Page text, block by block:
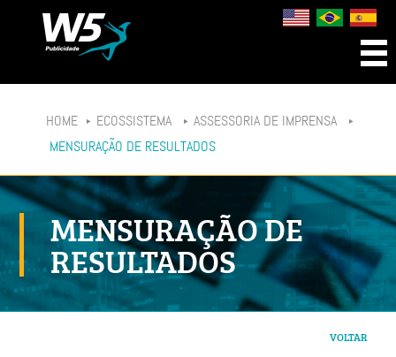
HOME ECOSSISTEMA
ASSESSORIA DE IMPRENSA
MENSURAÇÃO DE RESULTADOS
MENSURAÇÃO DE
RESULTADOS
VOLTAR